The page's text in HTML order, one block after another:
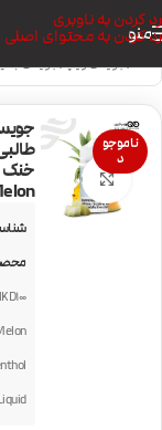
رد کردن به ناوبری
رد کردن به محتوای اصلی
منو
خانه/جویس ویپ/جویس با
ناموجو
د
بزرگنمایی